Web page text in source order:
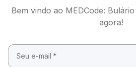
Bem vindo ao MEDCode:
agora!